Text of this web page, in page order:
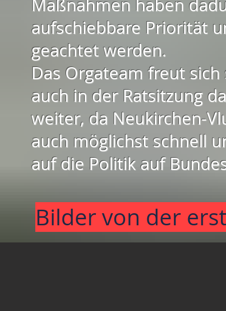
Maßnahmen haben
aufschiebbare Priorität
geachtet werden.
Das Orgateam freut
auch in der Ratsitzung
weiter, da Neukirchen-
auch möglichst schnell
auf die Politik auf
Bilder von der